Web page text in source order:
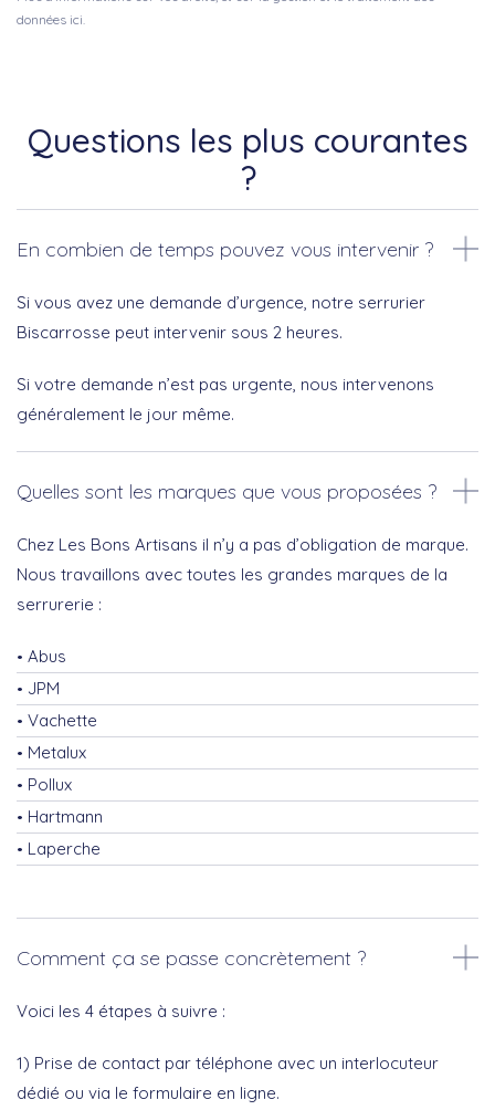
données ici.
Questions les plus courantes
?
En combien de temps pouvez vous intervenir ?
Si vous avez une demande d’urgence, notre serrurier
Biscarrosse peut intervenir sous 2 heures.
Si votre demande n’est pas urgente, nous intervenons
généralement le jour même.
Quelles sont les marques que vous proposées ?
Chez Les Bons Artisans il n’y a pas d’obligation de marque.
Nous travaillons avec toutes les grandes marques de la
serrurerie :
Abus
JPM
Vachette
Metalux
Pollux
Hartmann
Laperche
Comment ça se passe concrètement ?
Voici les 4 étapes à suivre :
1) Prise de contact par téléphone avec un interlocuteur
dédié ou via le formulaire en ligne.